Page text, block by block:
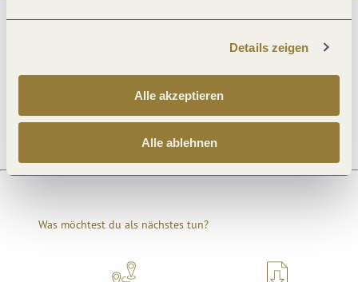
Details zeigen
Alle akzeptieren
Alle ablehnen
Öffnungszeiten
Was möchtest du als nächstes tun?